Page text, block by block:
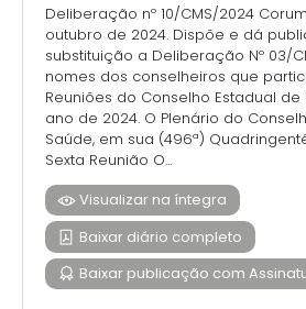
Deliberação nº 10/CMS/2024
outubro de 2024. Dispõe e dá
substituição a Deliberação Nº 03/
nomes dos conselheiros que
Reuniões do Conselho Estadual de
ano de 2024. O Plenário do
Saúde, em sua (496ª)
Sexta Reunião O...
Visualizar na íntegra
Baixar diário completo
Baixar publicação com